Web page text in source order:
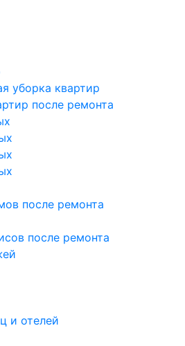
уборка квартир
после ремонта
после ремонта
после ремонта
и отелей